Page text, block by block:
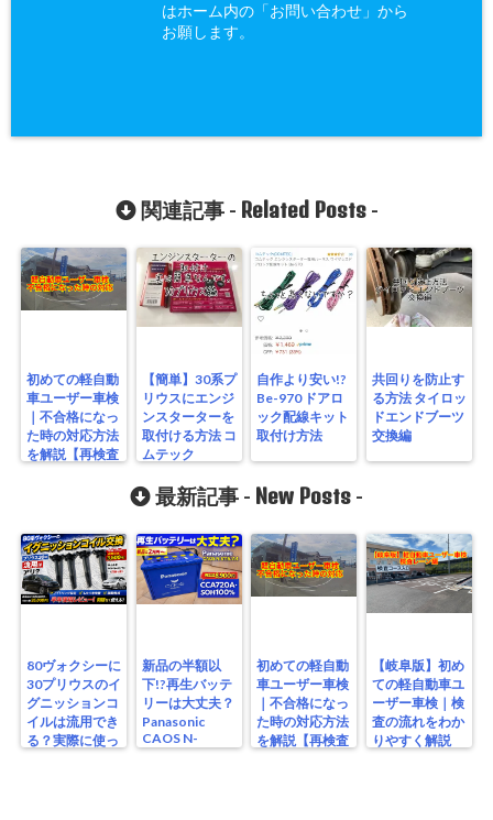
はホーム内の「お問い合わせ」から
お願します。
関連記事 - Related Posts-
初めての軽自動
車ユーザー車検
｜不合格になっ
た時の対応方法
を解説【再検査
【簡単】30系プ
リウスにエンジ
ンスターターを
取付ける方法 コ
ムテック
自作より安い!?
Be-970 ドアロ
ック配線キット
取付け方法
共回りを防止す
る方法 タイロッ
ドエンドブーツ
交換編
最新記事 - New Posts -
80ヴォクシーに
30プリウスのイ
グニッションコ
イルは流用でき
る？実際に使っ
新品の半額以
下!?再生バッテ
リーは大丈夫？
Panasonic
CAOS N-
S115/A4を実測
初めての軽自動
車ユーザー車検
｜不合格になっ
た時の対応方法
を解説【再検査
【岐阜版】初め
ての軽自動車ユ
ーザー車検｜検
査の流れをわか
りやすく解説